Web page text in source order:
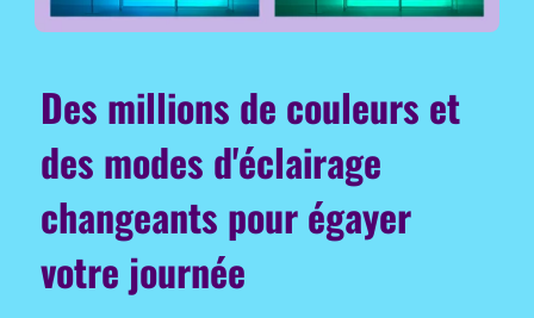
Des millions de couleurs et
des modes d'éclairage
changeants pour égayer
votre journée